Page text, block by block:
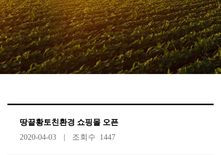
땅끝황토친환경 쇼핑몰 오픈
2020-04-03
조회수 1447